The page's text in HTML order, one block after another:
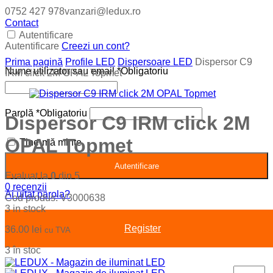
0752 427 978vanzari@ledux.ro
Contact
Autentificare
Autentificare Creezi un cont?
Nume utilizator sau email*Obligatoriu
Parolă *Obligatoriu
Ține-mă minte
Autentificare
Ai uitat parola?
Register
Prima pagină Profile LED Dispersoare LED Dispersor C9
IRM click 2M OPAL Topmet
Dispersor C9 IRM click 2M
OPAL Topmet
Evaluat la0din 5
0 recenzii
Cod produs: V3000638
3 in stock
36.00 lei cu TVA
3 în stoc